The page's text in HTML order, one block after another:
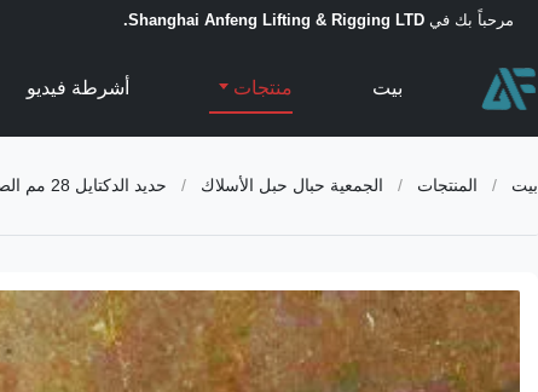
مرحباً بك في Shanghai Anfeng Lifting & Rigging LTD.
بيت منتجات أشرطة فيديو
بيت / المنتجات / الجمعية حبال حبل الأسلاك / حديد الدكتايل 28 مم الصلبة حبل سلك كشتبان حبال الجمعية